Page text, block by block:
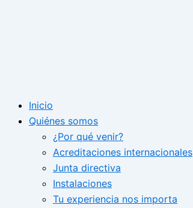
Inicio
Quiénes somos
¿Por qué venir?
Acreditaciones internacionales
Junta directiva
Instalaciones
Tu experiencia nos importa